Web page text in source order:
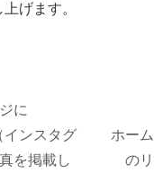
げます。
に
インスタグ
を掲載し
ホー
の